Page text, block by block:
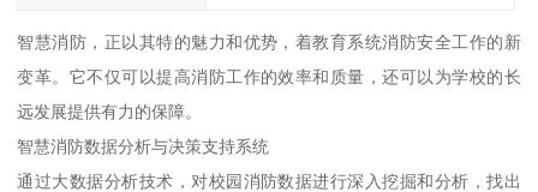
智慧消防，正以其特的魅力和优势，着教育系统消防安全工作的新
变革。它不仅可以提高消防工作的效率和质量，还可以为学校的长
远发展提供有力的保障。
智慧消防数据分析与决策支持系统
通过大数据分析技术，对校园消防数据进行深入挖掘和分析，找出